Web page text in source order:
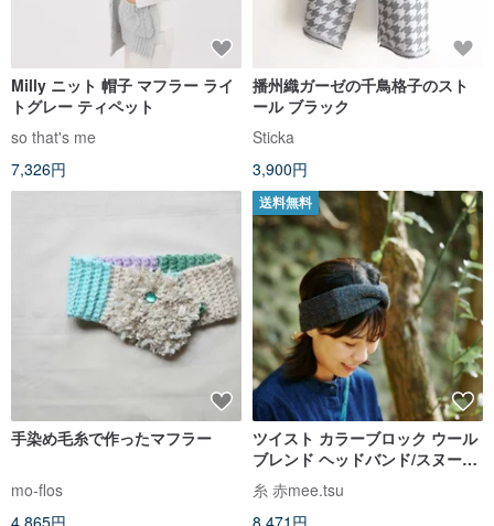
Milly ニット 帽子 マフラー ライ
トグレー ティペット
so that's me
7,326円
播州織ガーゼの千鳥格子のスト
ール ブラック
Sticka
3,900円
手染め毛糸で作ったマフラー
mo-flos
4,865円
送料無料
ツイスト カラーブロック ウール
ブレンド ヘッドバンド/スヌード
- Morning Mist
糸 赤mee.tsu
8,471円